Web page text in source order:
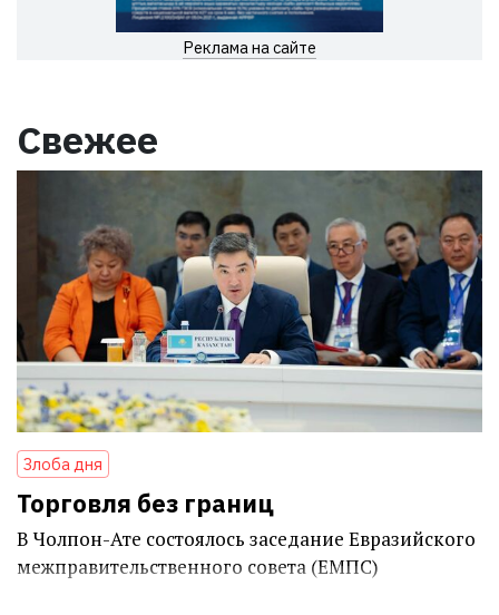
Реклама на сайте
Свежее
Злоба дня
Торговля без границ
В Чолпон-Ате состоялось заседание Евразийского
межправительственного совета (ЕМПС)